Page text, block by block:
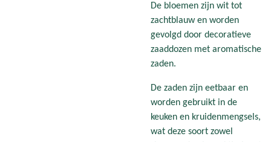
De bloemen zijn wit tot
zachtblauw en worden
gevolgd door decoratieve
zaaddozen met aromatische
zaden.
De zaden zijn eetbaar en
worden gebruikt in de
keuken en kruidenmengsels,
wat deze soort zowel